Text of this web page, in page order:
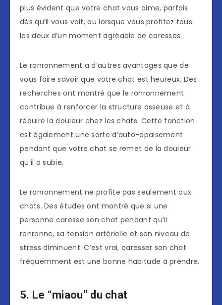
plus évident que votre chat vous aime, parfois
dès qu’il vous voit, ou lorsque vous profitez tous
les deux d’un moment agréable de caresses.
Le ronronnement a d’autres avantages que de
vous faire savoir que votre chat est heureux. Des
recherches ont montré que le ronronnement
contribue à renforcer la structure osseuse et à
réduire la douleur chez les chats. Cette fonction
est également une sorte d’auto-apaisement
pendant que votre chat se remet de la douleur
qu’il a subie.
Le ronronnement ne profite pas seulement aux
chats. Des études ont montré que si une
personne caresse son chat pendant qu’il
ronronne, sa tension artérielle et son niveau de
stress diminuent. C’est vrai, caresser son chat
fréquemment est une bonne habitude à prendre.
5. Le “miaou” du chat